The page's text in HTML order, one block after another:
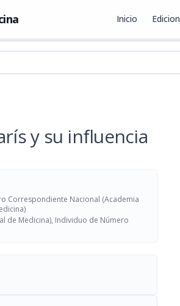
Inicio
y su influencia
Correspondiente Nacional (Academia
de Medicina), Individuo de Número